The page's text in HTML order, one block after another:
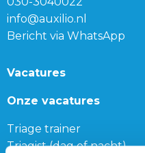
info@auxilio.nl
Bericht via WhatsApp
Vacatures
Onze vacatures
Triage trainer
Triagist (dag of nacht)